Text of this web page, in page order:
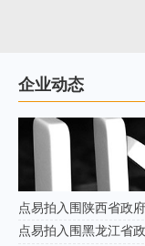
企业动态
点易拍入围陕西省政
点易拍入围黑龙江省